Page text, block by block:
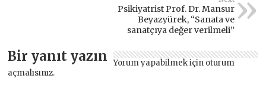
Psikiyatrist Prof. Dr. Mansur
Beyazyürek, “Sanata ve
sanatçıya değer verilmeli”
Bir yanıt yazın Yorum yapabilmek için oturum
açmalısınız.